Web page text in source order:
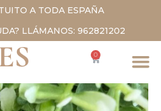
A TODA ESPAÑA
LLÁMANOS: 962821202
0